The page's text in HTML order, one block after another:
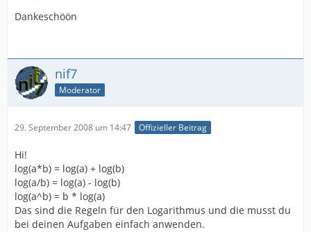
Dankeschöön
nif7
Moderator
29. September 2008 um 14:47 Offizieller Beitrag
Hi!
log(a*b) = log(a) + log(b)
log(a/b) = log(a) - log(b)
log(a^b) = b * log(a)
Das sind die Regeln für den Logarithmus und die musst du
bei deinen Aufgaben einfach anwenden.